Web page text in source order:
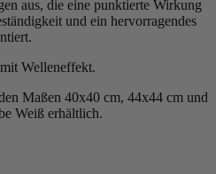
aus, die eine punktierte Wirkung
und ein hervorragendes
Welleneffekt.
Maßen 40x40 cm, 44x44 cm und
Weiß erhältlich.